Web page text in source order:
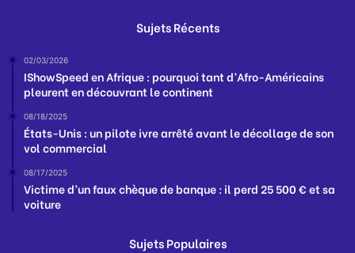
Sujets Récents
02/03/2026
IShowSpeed en Afrique : pourquoi tant d’Afro-Américains
pleurent en découvrant le continent
08/18/2025
États-Unis : un pilote ivre arrêté avant le décollage de son
vol commercial
08/17/2025
Victime d’un faux chèque de banque : il perd 25 500 € et sa
voiture
Sujets Populaires